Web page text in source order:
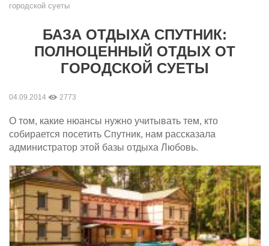
городской суеты
БАЗА ОТДЫХА СПУТНИК:
ПОЛНОЦЕННЫЙ ОТДЫХ ОТ
ГОРОДСКОЙ СУЕТЫ
04.09.2014 2773
О том, какие нюансы нужно учитывать тем, кто
собирается посетить Спутник, нам рассказала
администратор этой базы отдыха Любовь.